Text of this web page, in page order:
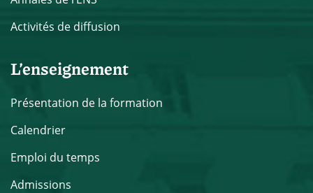
Activités de diffusion
L’enseignement
Présentation de la formation
Calendrier
Emploi du temps
Admissions